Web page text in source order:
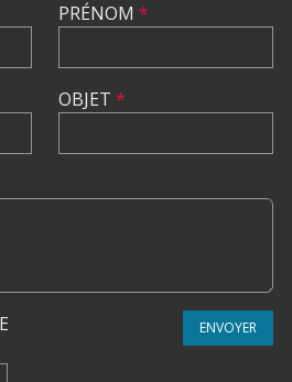
PRÉNOM *
OBJET *
ENVOYER